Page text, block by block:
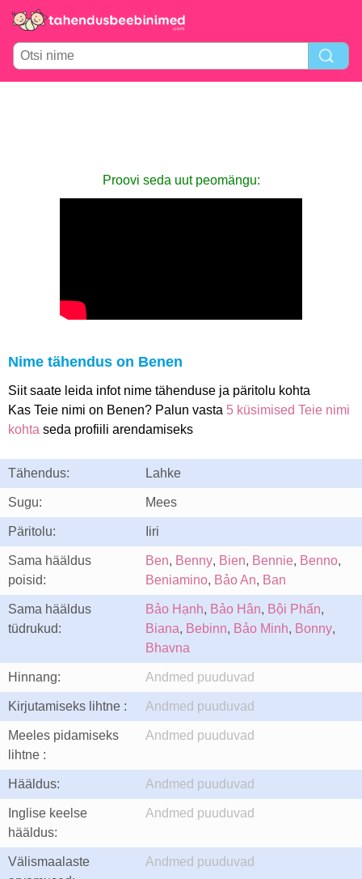
Proovi seda uut peomängu:
Nime tähendus on Benen
Siit saate leida infot nime tähenduse ja päritolu kohta
Kas Teie nimi on Benen? Palun vasta 5 küsimised Teie nimi
kohta seda profiili arendamiseks
Tähendus: Lahke
Sugu: Mees
Päritolu: Iiri
Sama hääldus
poisid:
Ben, Benny, Bien, Bennie, Benno,
Beniamino, Bảo An, Ban
Sama hääldus
tüdrukud:
Bảo Hạnh, Bảo Hân, Bội Phấn,
Biana, Bebinn, Bảo Minh, Bonny,
Bhavna
Hinnang: Andmed puuduvad
Kirjutamiseks lihtne : Andmed puuduvad
Meeles pidamiseks
lihtne :
Andmed puuduvad
Hääldus: Andmed puuduvad
Inglise keelse
hääldus:
Andmed puuduvad
Välismaalaste
Andmed puuduvad